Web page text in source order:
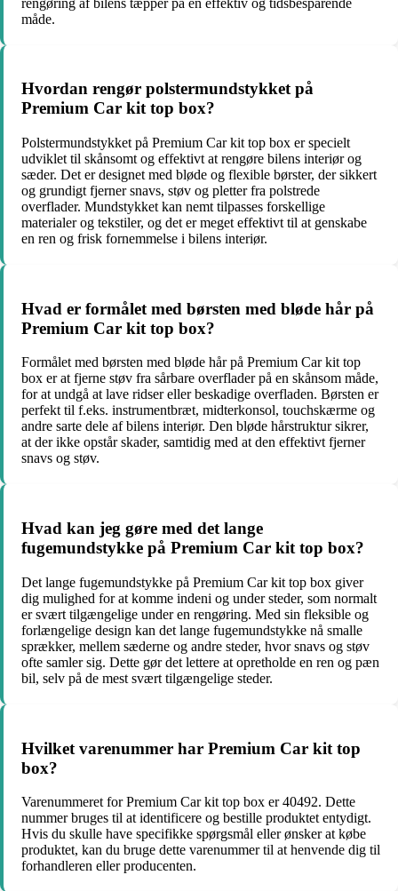
måde.
Hvordan rengør polstermundstykket på
Premium Car kit top box?
Polstermundstykket på Premium Car kit top box er specielt
udviklet til skånsomt og effektivt at rengøre bilens interiør og
sæder. Det er designet med bløde og flexible børster, der sikkert
og grundigt fjerner snavs, støv og pletter fra polstrede
overflader. Mundstykket kan nemt tilpasses forskellige
materialer og tekstiler, og det er meget effektivt til at genskabe
en ren og frisk fornemmelse i bilens interiør.
Hvad er formålet med børsten med bløde hår på
Premium Car kit top box?
Formålet med børsten med bløde hår på Premium Car kit top
box er at fjerne støv fra sårbare overflader på en skånsom måde,
for at undgå at lave ridser eller beskadige overfladen. Børsten er
perfekt til f.eks. instrumentbræt, midterkonsol, touchskærme og
andre sarte dele af bilens interiør. Den bløde hårstruktur sikrer,
at der ikke opstår skader, samtidig med at den effektivt fjerner
snavs og støv.
Hvad kan jeg gøre med det lange
fugemundstykke på Premium Car kit top box?
Det lange fugemundstykke på Premium Car kit top box giver
dig mulighed for at komme indeni og under steder, som normalt
er svært tilgængelige under en rengøring. Med sin fleksible og
forlængelige design kan det lange fugemundstykke nå smalle
sprækker, mellem sæderne og andre steder, hvor snavs og støv
ofte samler sig. Dette gør det lettere at opretholde en ren og pæn
bil, selv på de mest svært tilgængelige steder.
Hvilket varenummer har Premium Car kit top
box?
Varenummeret for Premium Car kit top box er 40492. Dette
nummer bruges til at identificere og bestille produktet entydigt.
Hvis du skulle have specifikke spørgsmål eller ønsker at købe
produktet, kan du bruge dette varenummer til at henvende dig til
forhandleren eller producenten.